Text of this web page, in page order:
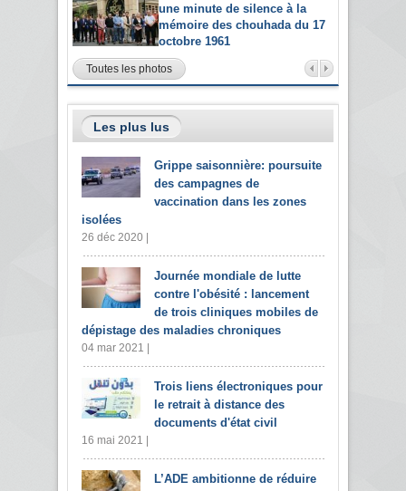
une minute de silence à la
mémoire des chouhada du 17
octobre 1961
Toutes les photos
Les plus lus
Grippe saisonnière: poursuite
des campagnes de
vaccination dans les zones
isolées
26 déc 2020 |
Journée mondiale de lutte
contre l'obésité : lancement
de trois cliniques mobiles de
dépistage des maladies chroniques
04 mar 2021 |
Trois liens électroniques pour
le retrait à distance des
documents d'état civil
16 mai 2021 |
L’ADE ambitionne de réduire